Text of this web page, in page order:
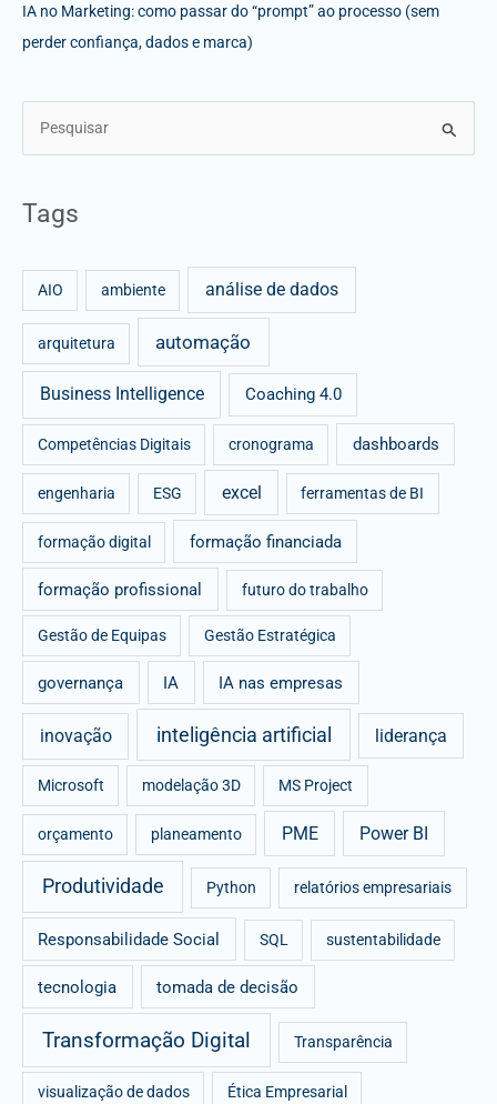
IA no Marketing: como passar do “prompt” ao processo (sem
perder confiança, dados e marca)
f
Tags
AIO ambiente análise de dados
arquitetura automação
Business Intelligence Coaching 4.0
Competências Digitais cronograma dashboards
engenharia ESG excel ferramentas de BI
formação digital formação financiada
formação profissional futuro do trabalho
Gestão de Equipas Gestão Estratégica
governança IA IA nas empresas
inovação inteligência artificial liderança
Microsoft modelação 3D MS Project
orçamento planeamento PME Power BI
Produtividade Python relatórios empresariais
Responsabilidade Social SQL sustentabilidade
tecnologia tomada de decisão
Transformação Digital Transparência
visualização de dados Ética Empresarial